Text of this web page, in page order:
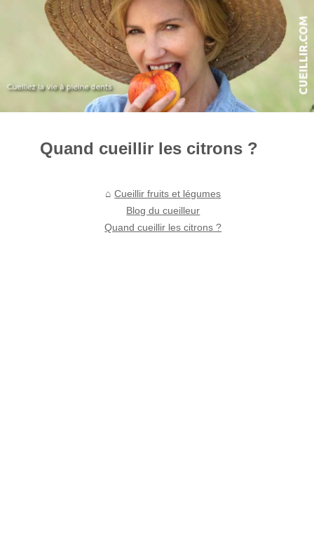
Quand cueillir les citrons ?
Cueillir fruits et légumes
Blog du cueilleur
Quand cueillir les citrons ?